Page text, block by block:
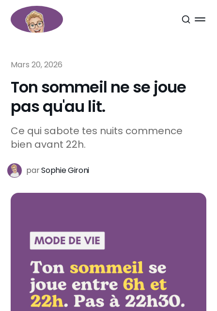
Mars 20, 2026
Ton sommeil ne se joue
pas qu'au lit.
Ce qui sabote tes nuits commence
bien avant 22h.
parSophie Gironi